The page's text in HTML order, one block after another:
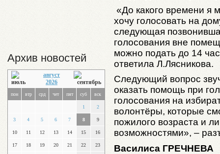
Архив новостей
август
2026
пон втр срд чет пят суб вск
1 2
3 4 5 6 7 8 9
10 11 12 13 14 15 16
17 18 19 20 21 22 23
«До какого времени я
хочу голосовать на
следующая
голосования вне
можно подать до 14
ответила Л.Лясникова.
Следующий вопрос
оказать помощь при
голосования на
волонтёры, которые
пожилого возраста и
возможностями», –
Василиса ГРЕЧНЕВА